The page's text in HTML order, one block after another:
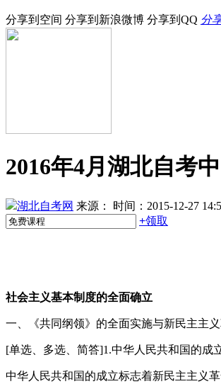
分享到空间 分享到新浪微博 分享到QQ 分
2016年4月湖北自考
湖北自考网 来源：
时间：2015-12-27
+领取
社会主义基本制度的全面确立
一、《共同纲领》的全面实施与新民主主
[单选、多选、简答]1.中华人民共和国的成
中华人民共和国的成立标志着新民主主义